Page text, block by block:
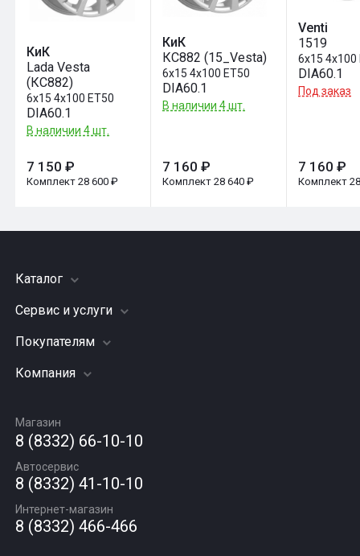
КиК
Lada Vesta
(КС882)
6x15 4x100 ET50
DIA60.1
В наличии 4 шт.
7 150 ₽
Комплект 28 600 ₽
КиК
КС882 (15_Vesta)
6x15 4x100 ET50
DIA60.1
В наличии 4 шт.
7 160 ₽
Комплект 28 640 ₽
Venti
1519
6x15 4x100
DIA60.1
Под заказ
7 160 ₽
Комплект
Каталог
Шины
Грузовые шины
Диски
Автомасла
Сервис и услуги
Заправка кондиционера
Подвеска (ходовая часть)
Шиномонтаж
Покупателям
Акции
Гарантии и возврат
Компания
Вакансии
Новости
Статьи
Контакты
Магазин
8 (8332) 66-10-10
Автосервис
8 (8332) 41-10-10
Интернет-магазин
8 (8332) 466-466